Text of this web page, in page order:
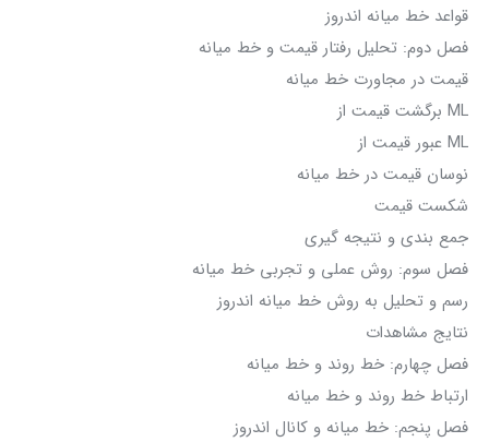
قواعد خط میانه اندروز
فصل دوم: تحلیل رفتار قیمت و خط میانه
قیمت در مجاورت خط میانه
ML برگشت قیمت از
ML عبور قیمت از
نوسان قیمت در خط میانه
شکست قیمت
جمع بندی و نتیجه گیری
فصل سوم: روش عملی و تجربی خط میانه
رسم و تحلیل به روش خط میانه اندروز
نتایج مشاهدات
فصل چهارم: خط روند و خط میانه
ارتباط خط روند و خط میانه
فصل پنجم: خط میانه و کانال اندروز